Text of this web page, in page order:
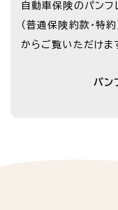
自動車保険のパンフ
（普通保険約款・特約
からご覧いただけま
パン